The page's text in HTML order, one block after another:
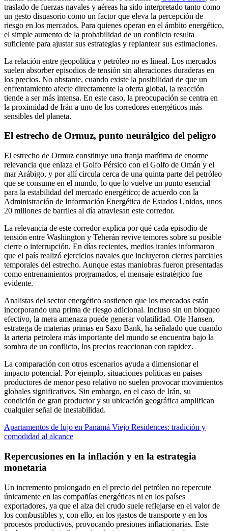
traslado de fuerzas navales y aéreas ha sido interpretado tanto como
un gesto disuasorio como un factor que eleva la percepción de
riesgo en los mercados. Para quienes operan en el ámbito energético,
el simple aumento de la probabilidad de un conflicto resulta
suficiente para ajustar sus estrategias y replantear sus estimaciones.
La relación entre geopolítica y petróleo no es lineal. Los mercados
suelen absorber episodios de tensión sin alteraciones duraderas en
los precios. No obstante, cuando existe la posibilidad de que un
enfrentamiento afecte directamente la oferta global, la reacción
tiende a ser más intensa. En este caso, la preocupación se centra en
la proximidad de Irán a uno de los corredores energéticos más
sensibles del planeta.
El estrecho de Ormuz, punto neurálgico del peligro
El estrecho de Ormuz constituye una franja marítima de enorme
relevancia que enlaza el Golfo Pérsico con el Golfo de Omán y el
mar Arábigo, y por allí circula cerca de una quinta parte del petróleo
que se consume en el mundo, lo que lo vuelve un punto esencial
para la estabilidad del mercado energético; de acuerdo con la
Administración de Información Energética de Estados Unidos, unos
20 millones de barriles al día atraviesan este corredor.
La relevancia de este corredor explica por qué cada episodio de
tensión entre Washington y Teherán revive temores sobre su posible
cierre o interrupción. En días recientes, medios iraníes informaron
que el país realizó ejercicios navales que incluyeron cierres parciales
temporales del estrecho. Aunque estas maniobras fueron presentadas
como entrenamientos programados, el mensaje estratégico fue
evidente.
Analistas del sector energético sostienen que los mercados están
incorporando una prima de riesgo adicional. Incluso sin un bloqueo
efectivo, la mera amenaza puede generar volatilidad. Ole Hansen,
estratega de materias primas en Saxo Bank, ha señalado que cuando
la arteria petrolera más importante del mundo se encuentra bajo la
sombra de un conflicto, los precios reaccionan con rapidez.
La comparación con otros escenarios ayuda a dimensionar el
impacto potencial. Por ejemplo, situaciones políticas en países
productores de menor peso relativo no suelen provocar movimientos
globales significativos. Sin embargo, en el caso de Irán, su
condición de gran productor y su ubicación geográfica amplifican
cualquier señal de inestabilidad.
Apartamentos de lujo en Panamá Viejo Residences: tradición y
comodidad al alcance
Repercusiones en la inflación y en la estrategia
monetaria
Un incremento prolongado en el precio del petróleo no repercute
únicamente en las compañías energéticas ni en los países
exportadores, ya que el alza del crudo suele reflejarse en el valor de
los combustibles y, con ello, en los gastos de transporte y en los
procesos productivos, provocando presiones inflacionarias. Este